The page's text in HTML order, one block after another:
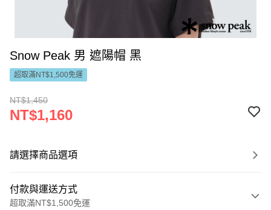
Snow Peak 男 遮陽帽 黑
超取滿NT$1,500免運
NT$1,450
NT$1,160
請選擇商品選項
付款與運送方式
超取滿NT$1,500免運